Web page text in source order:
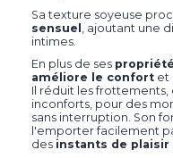
Sa texture soyeuse
sensuel
, ajoutant une
intimes.
En plus de ses
améliore le confort et
Il réduit les frottements,
inconforts, pour des
sans interruption. Son
l'emporter facilement
des instants de plaisir